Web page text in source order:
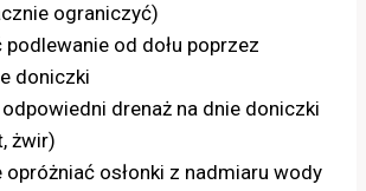
ograniczyć)
od dołu poprzez
doniczki
drenaż na dnie doniczki
żwir)
opróżniać osłonki z nadmiaru wody